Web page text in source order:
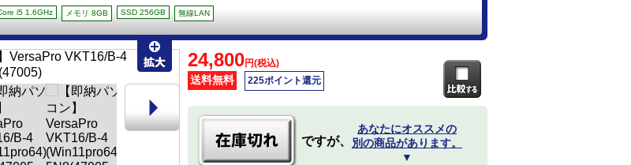
i5 1.6GHz メモリ 8GB SSD 256GB 無線LAN
24,800円(税込)
送料無料 225ポイント還元
ですが、
あなたにオススメの
別の商品があります。
▼